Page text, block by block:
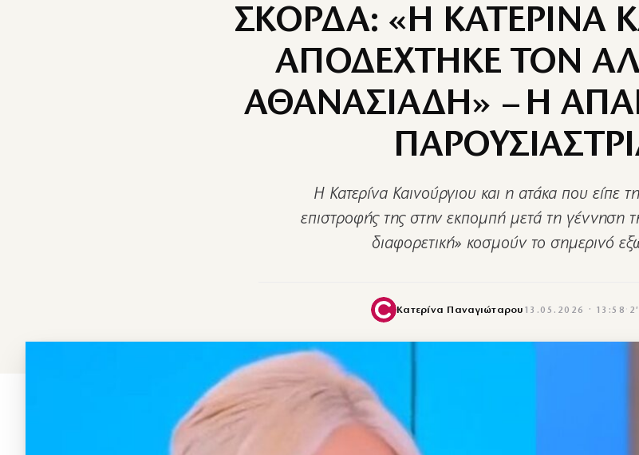
ΣΚΟΡΔΑ: «Η ΚΑΤΕΡΙΝΑ
ΑΠΟΔΕΧΤΗΚΕ ΤΟΝ
ΑΘΑΝΑΣΙΑΔΗ» – Η
Η Κατερίνα Καινούργιου και η ατάκα που είπε
επιστροφής της στην εκπομπή μετά τη γέννηση
διαφορετική» κοσμούν το σημερινό
Κατερίνα Παναγιώταρου 13.05.2026 · 13:58 ·